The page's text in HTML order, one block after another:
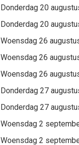
Donderdag 20
Donderdag 20
Woensdag 26
Woensdag 26
Woensdag 26
Donderdag 27
Donderdag 27
Woensdag 2
Woensdag 2